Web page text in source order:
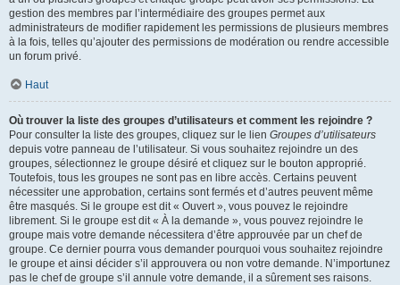
gestion des membres par l’intermédiaire des groupes permet aux
administrateurs de modifier rapidement les permissions de plusieurs membres
à la fois, telles qu’ajouter des permissions de modération ou rendre accessible
un forum privé.
Haut
Où trouver la liste des groupes d’utilisateurs et comment les rejoindre ?
Pour consulter la liste des groupes, cliquez sur le lien Groupes d’utilisateurs
depuis votre panneau de l’utilisateur. Si vous souhaitez rejoindre un des
groupes, sélectionnez le groupe désiré et cliquez sur le bouton approprié.
Toutefois, tous les groupes ne sont pas en libre accès. Certains peuvent
nécessiter une approbation, certains sont fermés et d’autres peuvent même
être masqués. Si le groupe est dit « Ouvert », vous pouvez le rejoindre
librement. Si le groupe est dit « À la demande », vous pouvez rejoindre le
groupe mais votre demande nécessitera d’être approuvée par un chef de
groupe. Ce dernier pourra vous demander pourquoi vous souhaitez rejoindre
le groupe et ainsi décider s’il approuvera ou non votre demande. N’importunez
pas le chef de groupe s’il annule votre demande, il a sûrement ses raisons.